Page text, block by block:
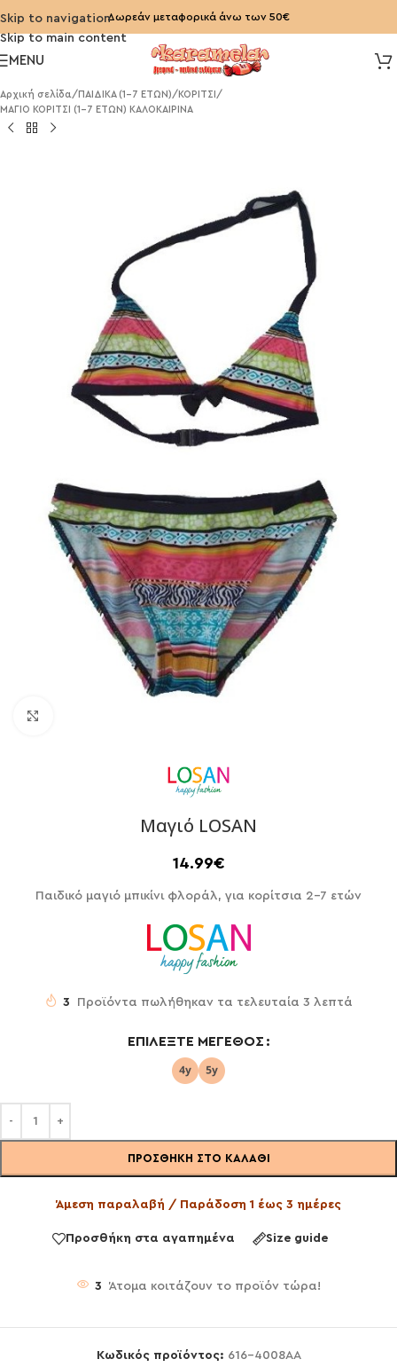
Skip to navigation
Skip to main content
Δωρεάν μεταφορικά άνω των 50€
MENU
Αρχική σελίδα/ ΠΑΙΔΙΚΑ (1-7 ΕΤΩΝ)/ ΚΟΡΙΤΣΙ /
ΜΑΓΙΟ ΚΟΡΙΤΣΙ (1-7 ΕΤΩΝ) ΚΑΛΟΚΑΙΡΙΝΑ
Μαγιό LOSAN
14.99€
Παιδικό μαγιό μπικίνι φλοράλ, για κορίτσια 2-7 ετών
3 Προϊόντα πωλήθηκαν τα τελευταία 3 λεπτά
ΕΠΙΛΈΞΤΕ ΜΈΓΕΘΟΣ
ΠΡΟΣΘΉΚΗ ΣΤΟ ΚΑΛΆΘΙ
Άμεση παραλαβή / Παράδοση 1 έως 3 ημέρες
Προσθήκη στα αγαπημένα Size guide
3 Άτομα κοιτάζουν το προϊόν τώρα!
Κωδικός προϊόντος: 616-4008AA